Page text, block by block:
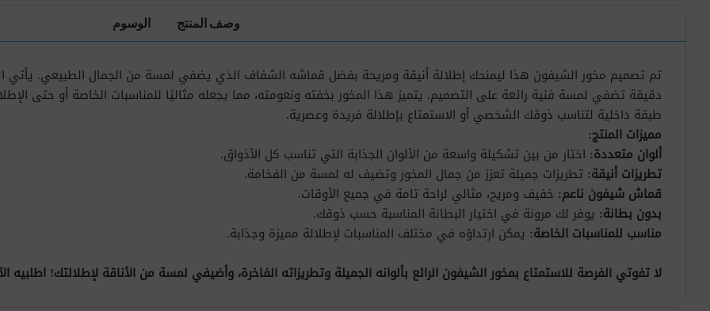
وصف المنتج الوسوم
تم تصميم مخور الشيفون هذا ليمنحك إطلالة أنيقة ومريحة بفضل قماشه الشفاف الذي يضفي لمسة من الجمال الطبيعي. يأتي
دقيقة تضفي لمسة فنية رائعة على التصميم. يتميز هذا المخور بخفته ونعومته، مما يجعله مثاليًا للمناسبات الخاصة أو حتى
طبقة داخلية لتناسب ذوقك الشخصي أو الاستمتاع بإطلالة فريدة وعصرية.
مميزات المنتج:
ألوان متعددة: اختار من بين تشكيلة واسعة من الألوان الجذابة التي تناسب كل الأذواق.
تطريزات أنيقة: تطريزات جميلة تعزز من جمال المخور وتضيف له لمسة من الفخامة.
قماش شيفون ناعم: خفيف ومريح، مثالي لراحة تامة في جميع الأوقات.
بدون بطانة: يوفر لك مرونة في اختيار البطانة المناسبة حسب ذوقك.
مناسب للمناسبات الخاصة: يمكن ارتداؤه في مختلف المناسبات لإطلالة مميزة وجذابة.
لا تفوتي الفرصة للاستمتاع بمخور الشيفون الرائع بألوانه الجميلة وتطريزاته الفاخرة، وأضيفي لمسة من الأناقة لإطلالتك!